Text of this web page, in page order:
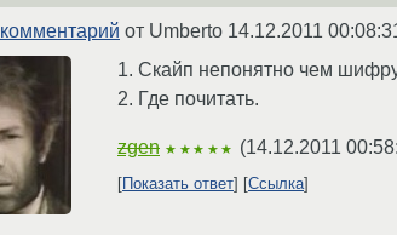
комментарий от Umberto 14.12.2011
1. Скайп непонятно чем
2. Где почитать.
zgen ★★★★★ (14.12.2011
Показать ответ Ссылка